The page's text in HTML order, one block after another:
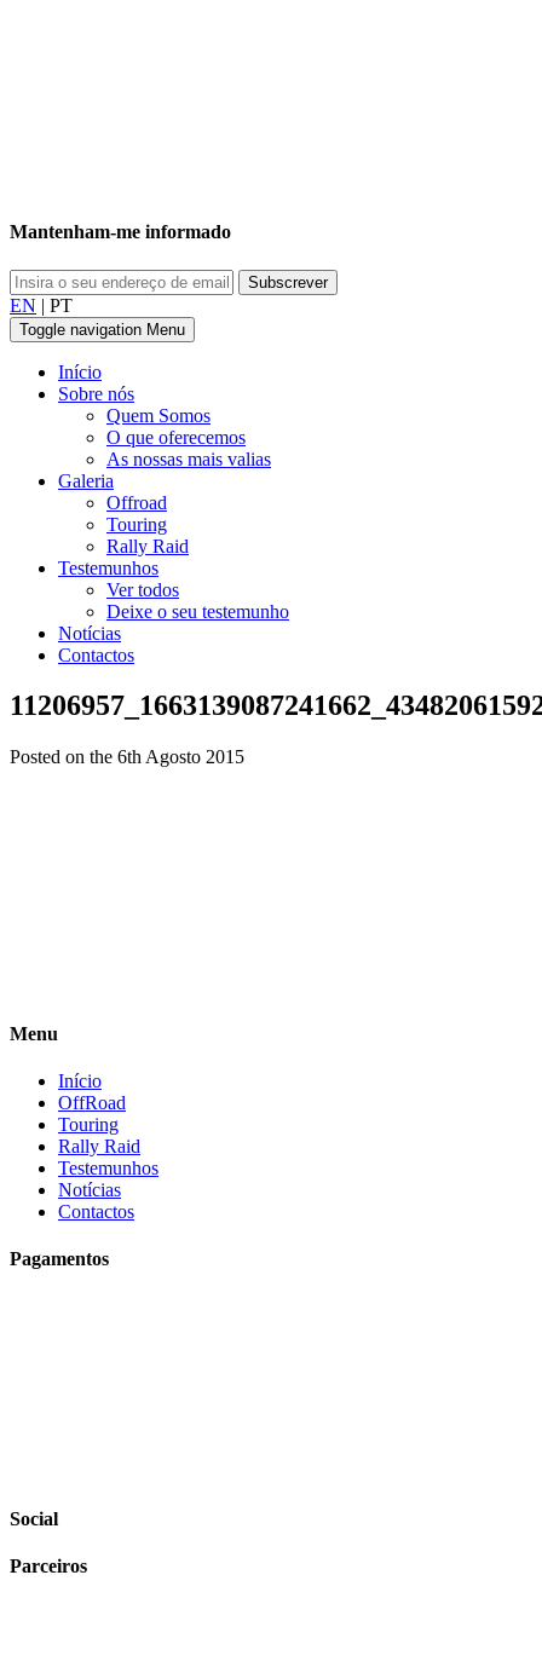
Mantenham-me informado
EN | PT
Toggle navigation Menu
Início
Sobre nós
Quem Somos
O que oferecemos
As nossas mais valias
Galeria
Offroad
Touring
Rally Raid
Testemunhos
Ver todos
Deixe o seu testemunho
Notícias
Contactos
Posted on the 6th Agosto 2015
Menu
Início
OffRoad
Touring
Rally Raid
Testemunhos
Notícias
Contactos
Pagamentos
Social
Parceiros